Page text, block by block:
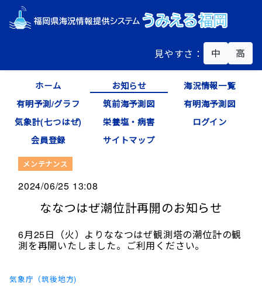
見やすさ： 中 高
ホーム お知らせ
海況情報一覧
有明予測/グラフ
筑前海予測図
有明海予測図
気象計(七つはぜ)
栄養塩・病害
ログイン
会員登録
サイトマップ
メンテナンス
2024/06/25 13:08
ななつはぜ潮位計再開のお知らせ
6月25日（火）よりななつはぜ観測塔の潮位計の観
測を再開いたしました。ご利用ください。
気象庁（筑後地方)